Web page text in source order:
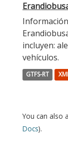
incluyen:
vehículos.
GTFS-RT
You can also
Docs).